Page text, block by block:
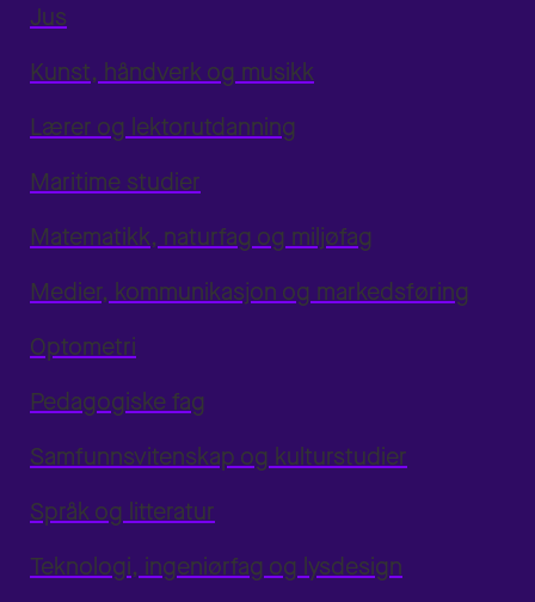
Jus
Kunst, håndverk og musikk
Lærer og lektorutdanning
Maritime studier
Matematikk, naturfag og miljøfag
Medier, kommunikasjon og markedsføring
Optometri
Pedagogiske fag
Samfunnsvitenskap og kulturstudier
Språk og litteratur
Teknologi, ingeniørfag og lysdesign